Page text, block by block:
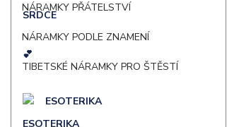
NÁRAMKY PŘÁTELSTVÍ
NÁRAMKY PODLE ZNAMENÍ
TIBETSKÉ NÁRAMKY PRO ŠTĚSTÍ
ESOTERIKA